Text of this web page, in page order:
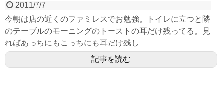
2011/7/7
今朝は店の近くのファミレスでお勉強。トイレに立つと隣
のテーブルのモーニングのトーストの耳だけ残ってる。見
ればあっちにもこっちにも耳だけ残し
記事を読む